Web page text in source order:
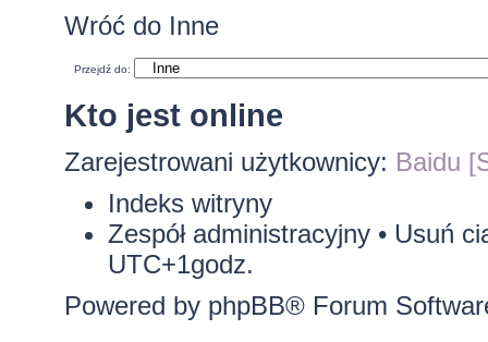
Wróć do Inne
Przejdź do:
Kto jest online
Zarejestrowani użytkownicy: Baidu
Indeks witryny
Zespół administracyjny• Usuń
UTC+1godz.
Powered by phpBB® Forum